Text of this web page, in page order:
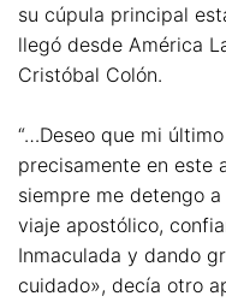
su cúpula principal
llegó desde América
Cristóbal Colón.
“…Deseo que mi
precisamente en este
siempre me detengo
viaje apostólico,
Inmaculada y dando
cuidado», decía otro